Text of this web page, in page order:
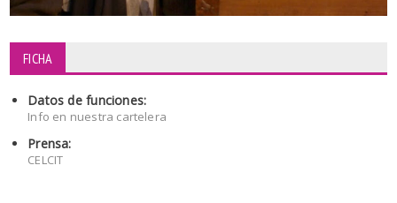
FICHA
Datos de funciones:
Info en nuestra cartelera
Prensa:
CELCIT